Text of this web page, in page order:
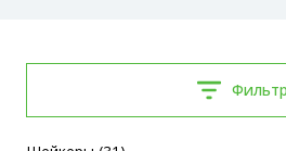
Фильтр